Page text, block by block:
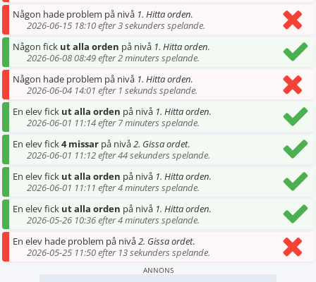
Någon hade problem på nivå 1. Hitta orden.
2026-06-15 18:10 efter 3 sekunders spelande.
Någon fick ut alla orden på nivå 1. Hitta orden.
2026-06-08 08:49 efter 2 minuters spelande.
Någon hade problem på nivå 1. Hitta orden.
2026-06-04 14:01 efter 1 sekunds spelande.
En elev fick ut alla orden på nivå 1. Hitta orden.
2026-06-01 11:14 efter 7 minuters spelande.
En elev fick4 missar på nivå2. Gissa ordet.
2026-06-01 11:12 efter 44 sekunders spelande.
En elev fick ut alla orden på nivå 1. Hitta orden.
2026-06-01 11:11 efter 4 minuters spelande.
En elev fick ut alla orden på nivå 1. Hitta orden.
2026-05-26 10:36 efter 4 minuters spelande.
En elev hade problem på nivå2. Gissa ordet.
2026-05-25 11:50 efter 13 sekunders spelande.
ANNONS